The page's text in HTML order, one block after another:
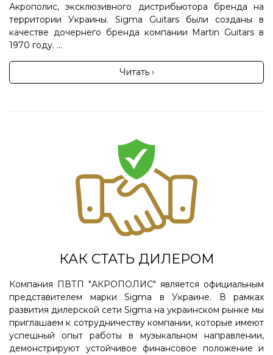
Акрополис, эксклюзивного дистрибьютора бренда на
территории Украины. Sigma Guitars были созданы в
качестве дочернего бренда компании Martin Guitars в
1970 году. ...
Читать ›
КАК СТАТЬ ДИЛЕРОМ
Компания ПВТП "АКРОПОЛИС" является официальным
представителем марки Sigma в Украине. В рамках
развития дилерской сети Sigma на украинском рынке мы
приглашаем к сотрудничеству компании, которые имеют
успешный опыт работы в музыкальном направлении,
демонстрируют устойчивое финансовое положение и